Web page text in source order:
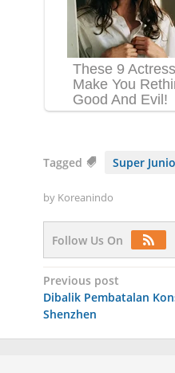
Tagged Super
by Koreanindo
Follow Us On
Post
navigation
Previous post
Dibalik Pembatalan
Shenzhen